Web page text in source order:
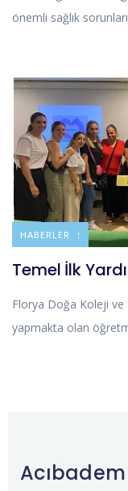
önemli sağlık
DUYURULAR
HABERLER
Temel İlk
Florya Doğa Koleji ve
yapmakta olan